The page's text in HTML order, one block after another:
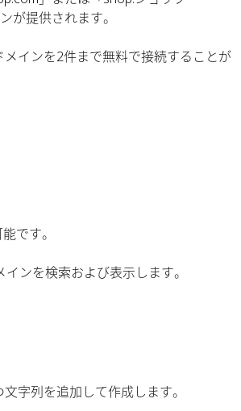
が提供されます。
インを2件まで無料で接続することが
です。
ンを検索および表示します。
字列を追加して作成します。